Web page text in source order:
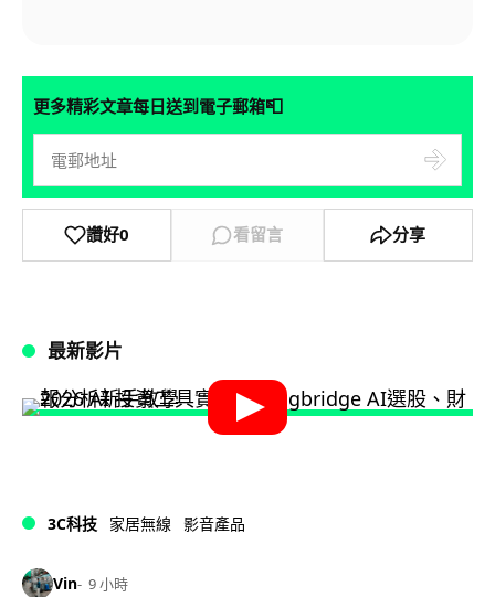
更多精彩文章每日送到電子郵箱📮
讚好0 看留言 分享
最新影片
3C科技 家居無線 影音產品
Vin 9 小時